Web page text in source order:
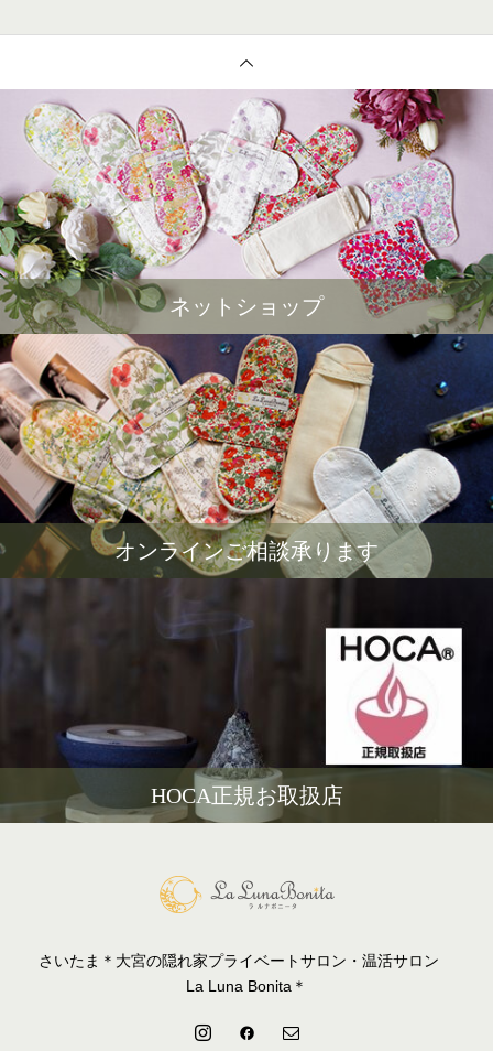
ネットショップ
オンラインご相談承ります
HOCA正規お取扱店
さいたま＊大宮の隠れ家プライベートサロン・温活サロン
La Luna Bonita＊